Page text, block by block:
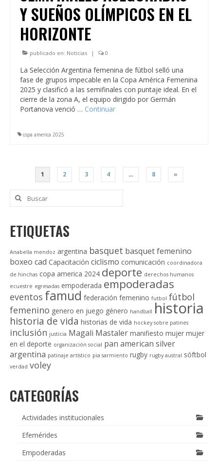
Y SUEÑOS OLÍMPICOS EN EL
HORIZONTE
publicado en: Noticias | 0
La Selección Argentina femenina de fútbol selló una
fase de grupos impecable en la Copa América Femenina
2025 y clasificó a las semifinales con puntaje ideal. En el
cierre de la zona A, el equipo dirigido por Germán
Portanova venció … Continuar
copa america 2025
PAGINACIÓN
DE
ENTRADAS
1 2 3 4 … 8 »
Buscar
por:
ETIQUETAS
Anabella mendoz argentina basquet basquet femenino
boxeo cad Capacitación ciclismo comunicación coordinadora
de hinchas copa america 2024 deporte derechos humanos
ecuestre egresadas empoderada empoderadas
eventos famud federación femenino futbol fútbol
femenino genero en juego género handball historia
historia de vida historias de vida hockey sobre patines
inclusión justicia Magali Mastaler manifiesto mujer mujer
en el deporte organización social pan american silver
argentina patinaje artístico pia sarmiento rugby rugby austral sóftbol
verdad voley
CATEGORÍAS
Actividades institucionales
Efemérides
Empoderadas